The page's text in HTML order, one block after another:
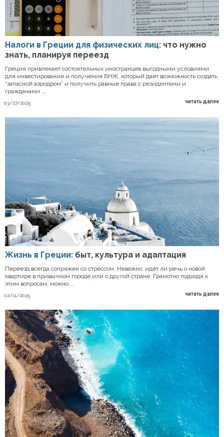
Налоги в Греции для физических лиц: что нужно
знать, планируя переезд
03/27/2025
Греция привлекает состоятельных иностранцев выгодными условиями
для инвестирования и получения ВНЖ, который дает возможность создать
“запасной аэродром” и получить равные права с резидентами и
гражданами …
читать далее
Жизнь в Греции: быт, культура и адаптация
02/11/2025
Переезд всегда сопряжен со стрессом. Неважно, идет ли речь о новой
квартире в привычном городе или о другой стране. Грамотно подходя к
этим вопросам, можно …
читать далее